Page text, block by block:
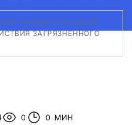
ФУНКЦИОНАЛЬНОЙ
ЗАГРЯЗНЕННОГО
0 0 МИН